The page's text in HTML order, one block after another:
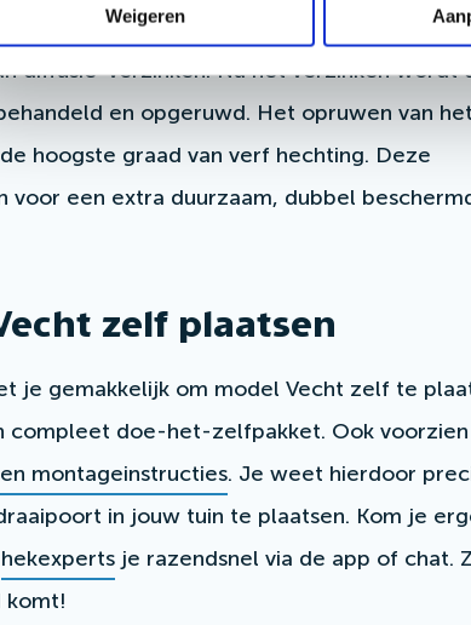
Weigeren
zink op alle plekken hecht. Dit
diffusie-verzinken. Na het verzinken wordt
en opgeruwd. Het opruwen van het
hoogste graad van verf hechting. Deze
voor een extra duurzaam, dubbel
zelf plaatsen
je gemakkelijk om model Vecht zelf te
compleet doe-het-zelfpakket. Ook
montageinstructies. Je weet hierdoor
in jouw tuin te plaatsen. Kom je
hekexperts je razendsnel via de app of chat.
komt!